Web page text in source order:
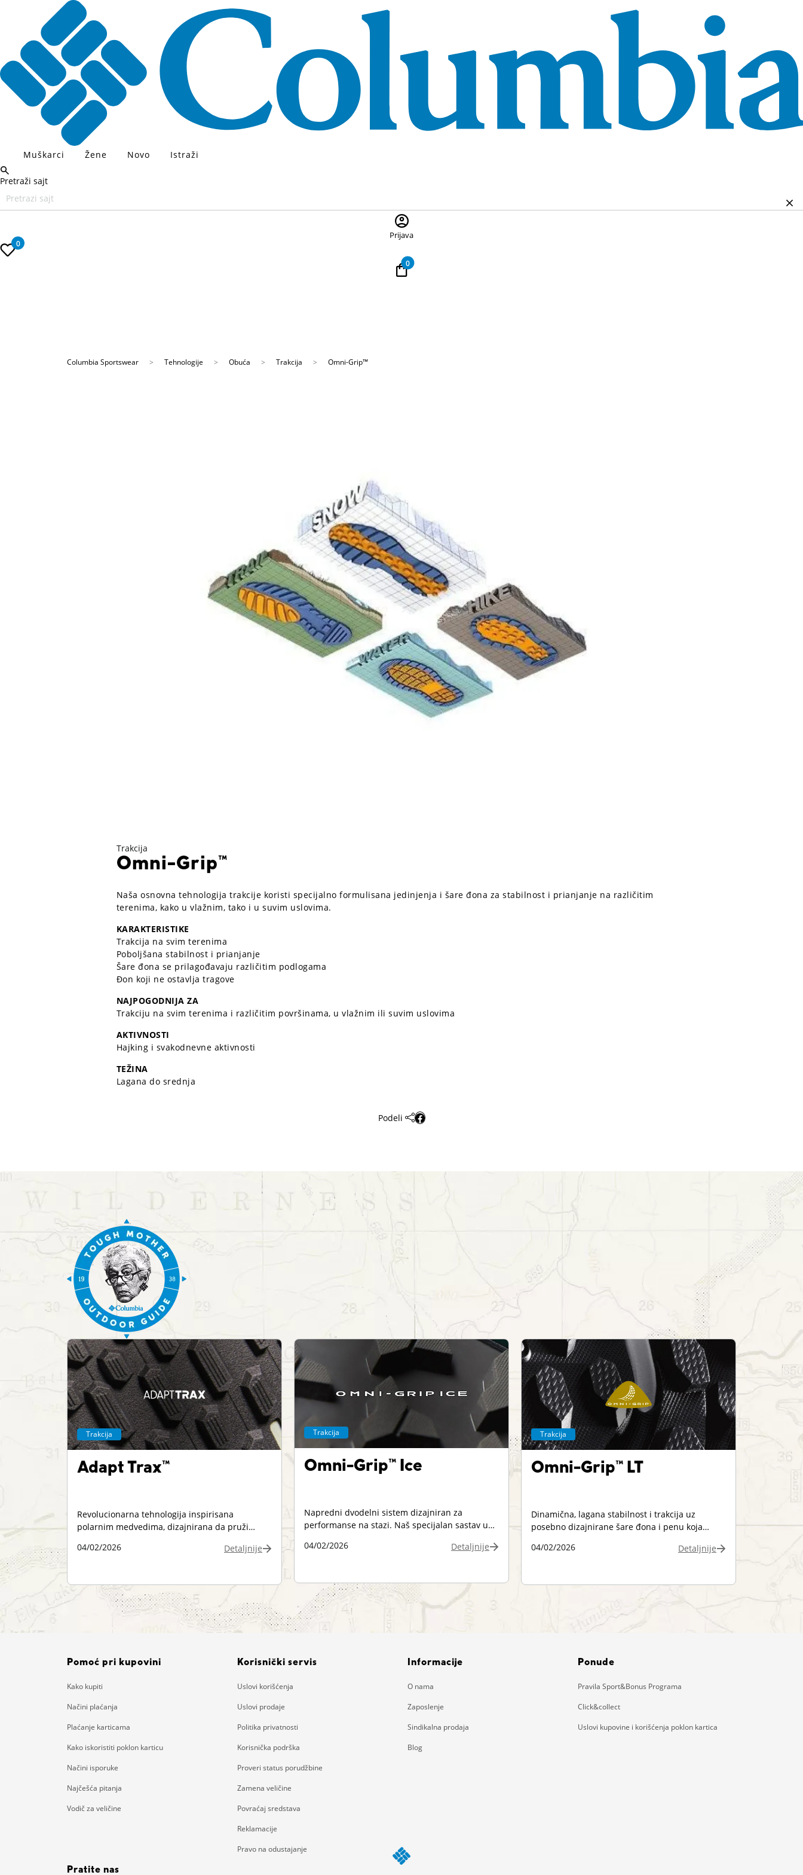
Muškarci Žene Novo Istraži
Pretraži sajt
Unesite željeni pojam za pretragu, koristite Tab za navigaciju kroz ponuđene proizvode, pritisnite Escape za zatvaranje pretrage
Prijava
0
0
Columbia Sportswear Tehnologije Obuća Trakcija Omni-Grip™
Trakcija
Omni-Grip™
Naša osnovna tehnologija trakcije koristi specijalno formulisana jedinjenja i šare đona za stabilnost i prianjanje na različitim
terenima, kako u vlažnim, tako i u suvim uslovima.
KARAKTERISTIKE
Trakcija na svim terenima
Poboljšana stabilnost i prianjanje
Šare đona se prilagođavaju različitim podlogama
Đon koji ne ostavlja tragove
NAJPOGODNIJA ZA
Trakciju na svim terenima i različitim površinama, u vlažnim ili suvim uslovima
AKTIVNOSTI
Hajking i svakodnevne aktivnosti
TEŽINA
Lagana do srednja
Podeli
Trakcija
Adapt Trax™
Revolucionarna tehnologija inspirisana
polarnim medvedima, dizajnirana da pruži
đona od gume sa specijalnim vlaknima za
04/02/2026 Detaljnije
Trakcija
Omni-Grip™ Ice
Napredni dvodelni sistem dizajniran za
performanse na stazi. Naš specijalan sastav u
đona omogućava bolju trakciju u vlažnim i
04/02/2026 Detaljnije
Trakcija
Omni-Grip™ LT
Dinamična, lagana stabilnost i trakcija uz
posebno dizajnirane šare đona i penu koja
suvim i nestabilnim terenima.
04/02/2026 Detaljnije
Pomoć pri kupovini
Kako kupiti
Načini plaćanja
Plaćanje karticama
Kako iskoristiti poklon karticu
Načini isporuke
Najčešća pitanja
Vodič za veličine
Korisnički servis
Uslovi korišćenja
Uslovi prodaje
Politika privatnosti
Korisnička podrška
Proveri status porudžbine
Zamena veličine
Povraćaj sredstava
Reklamacije
Pravo na odustajanje
Informacije
O nama
Zaposlenje
Sindikalna prodaja
Blog
Ponude
Pravila Sport&Bonus Programa
Click&collect
Uslovi kupovine i korišćenja poklon kartica
Pratite nas